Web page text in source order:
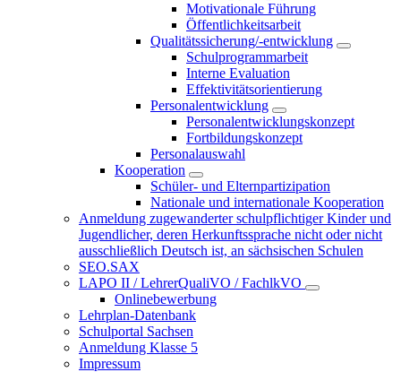
Motivationale Führung
Öffentlichkeitsarbeit
Qualitätssicherung/-entwicklung
Schulprogrammarbeit
Interne Evaluation
Effektivitätsorientierung
Personalentwicklung
Personalentwicklungskonzept
Fortbildungskonzept
Personalauswahl
Kooperation
Schüler- und Elternpartizipation
Nationale und internationale Kooperation
Anmeldung zugewanderter schulpflichtiger Kinder und
Jugendlicher, deren Herkunftssprache nicht oder nicht
ausschließlich Deutsch ist, an sächsischen Schulen
SEO.SAX
LAPO II / LehrerQualiVO / FachlkVO
Onlinebewerbung
Lehrplan-Datenbank
Schulportal Sachsen
Anmeldung Klasse 5
Impressum